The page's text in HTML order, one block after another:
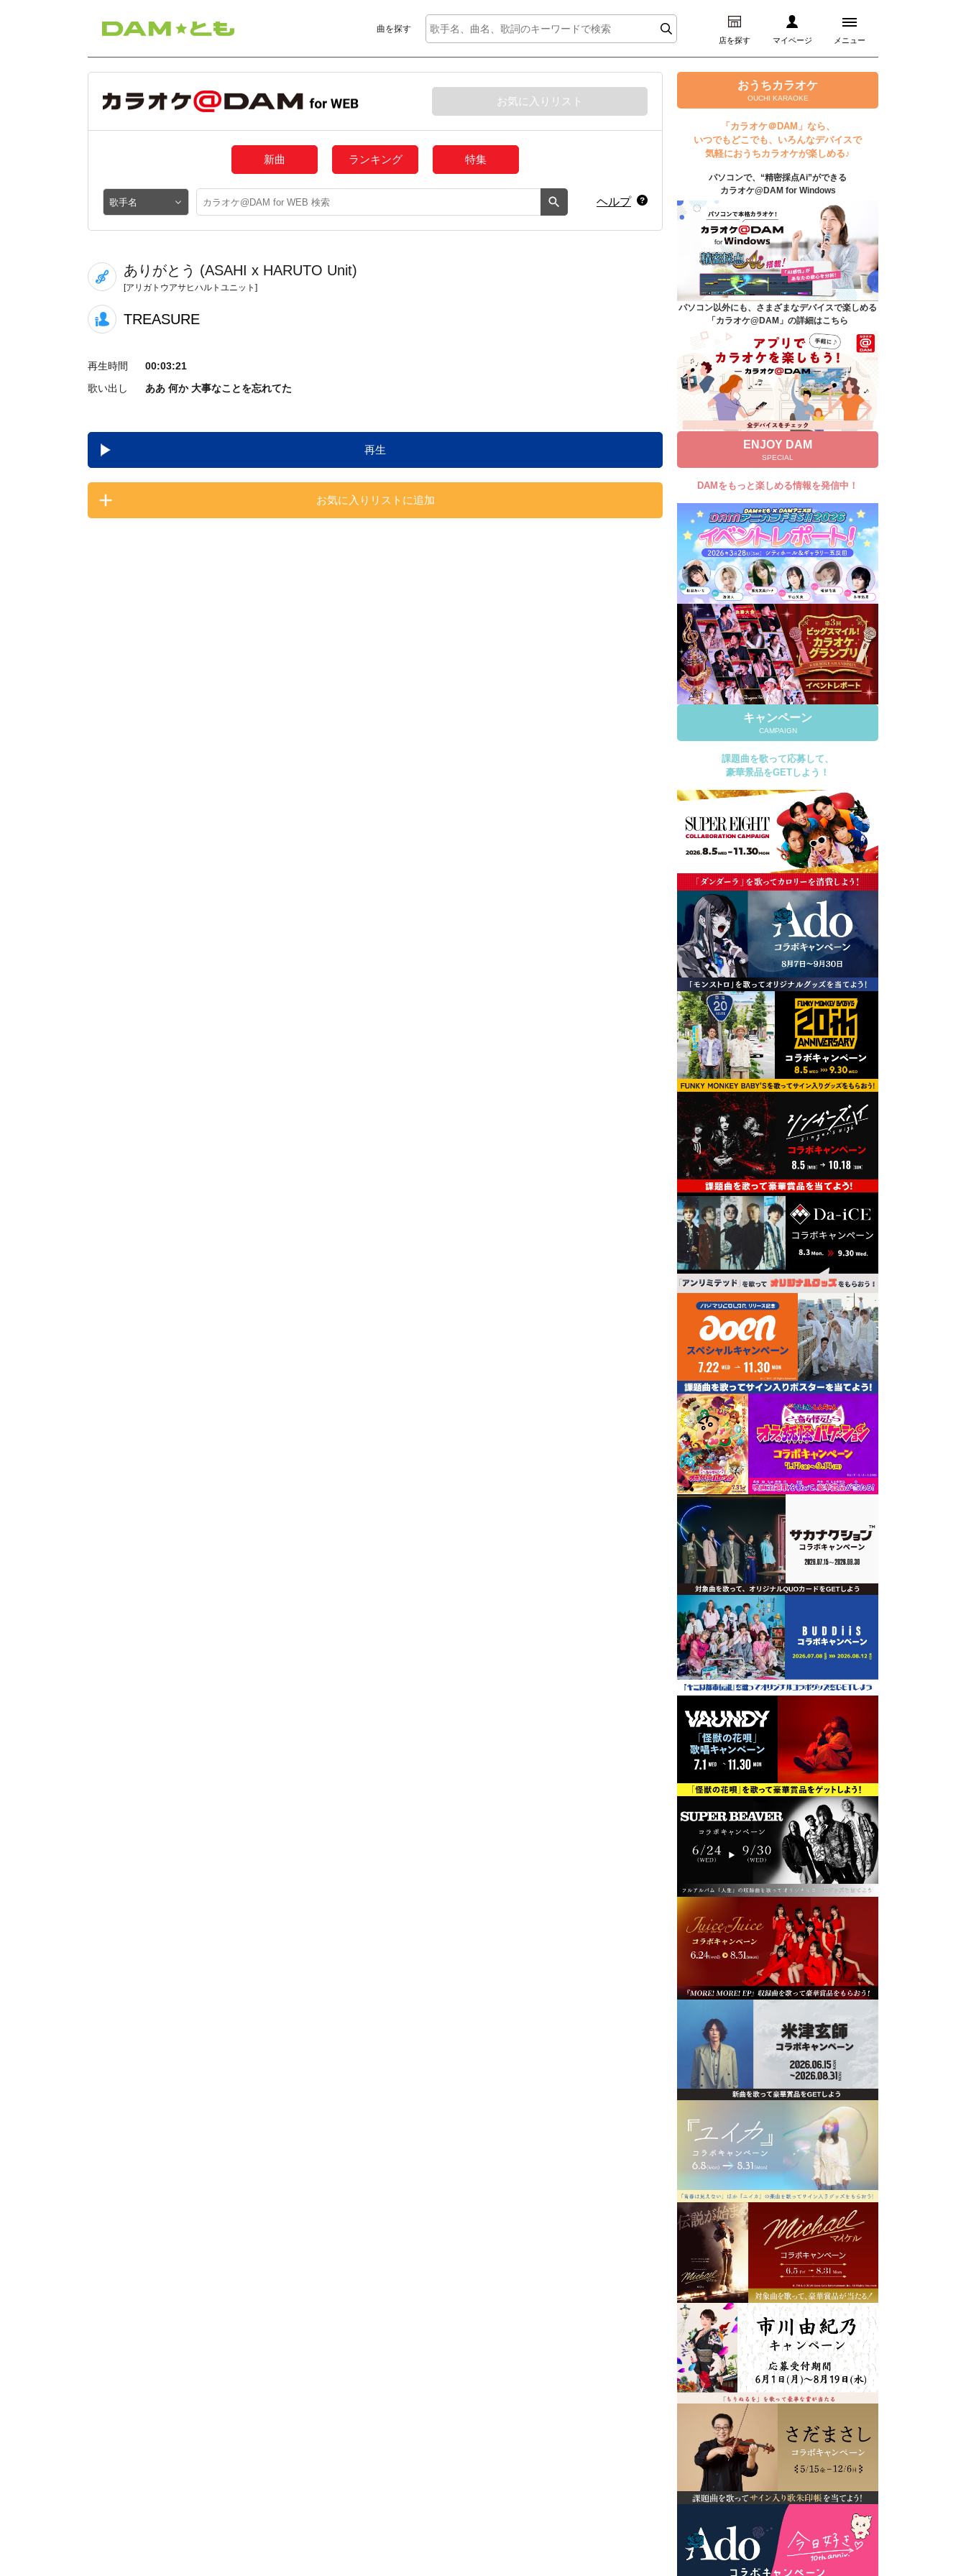
曲を探す
店を探す マイページ メニュー
ログイン
マイページ
プレミアムサービス
DAM★とも動画
DAM★とも録音
カラオケ＠DAM
ユーザー検索
キャンペーン
よくあるご質問
DAMの新曲・ランキングなど
カラオケ最新情報をチェック！
自宅でカラオケ歌い放題！
家族や友達と一緒に！練習にも！
お気に入りリスト
新曲 ランキング 特集
ヘルプ
ありがとう (ASAHI x HARUTO Unit)
[アリガトウアサヒハルトユニット]
TREASURE
再生時間
00:03:21
歌い出し
ああ 何か 大事なことを忘れてた
再生
お気に入りリストに追加
おうちカラオケ
OUCHI KARAOKE
「カラオケ＠DAM」なら、
いつでもどこでも、いろんなデバイスで
気軽におうちカラオケが楽しめる♪
パソコンで、“精密採点Ai”ができる
カラオケ@DAM for Windows
パソコン以外にも、さまざまなデバイスで楽しめる
「カラオケ@DAM」の詳細はこちら
ENJOY DAM
SPECIAL
DAMをもっと楽しめる情報を発信中！
キャンペーン
CAMPAIGN
課題曲を歌って応募して、
豪華景品をGETしよう！